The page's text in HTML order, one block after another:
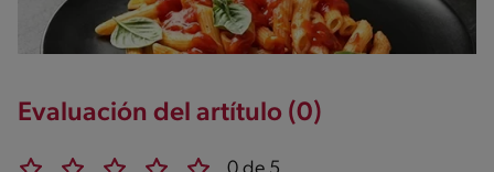
Evaluación del artítulo (0)